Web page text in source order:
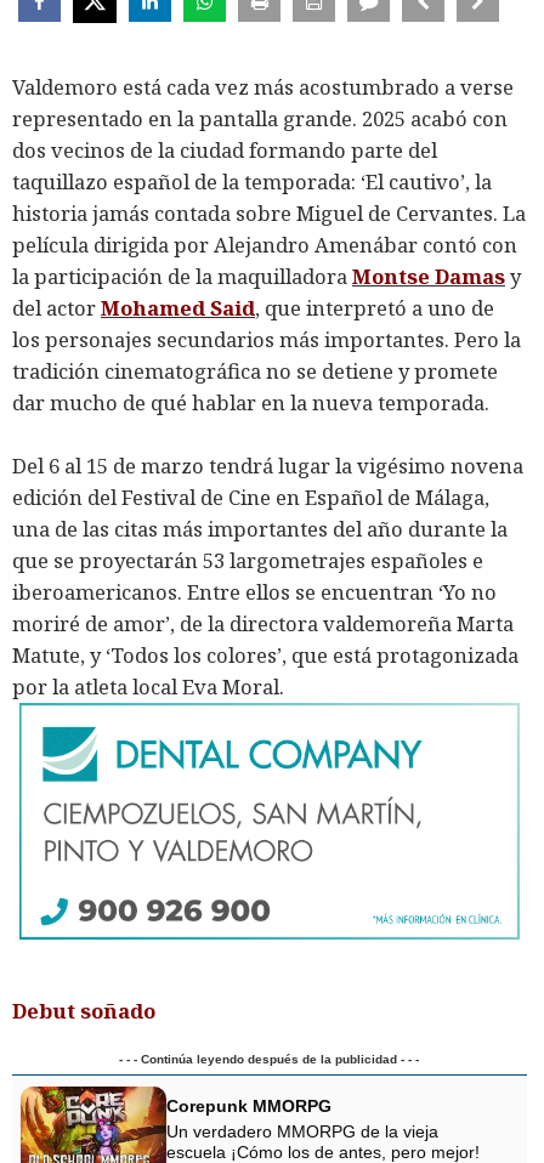
Valdemoro está cada vez más acostumbrado a verse
representado en la pantalla grande. 2025 acabó con
dos vecinos de la ciudad formando parte del
taquillazo español de la temporada: ‘El cautivo’, la
historia jamás contada sobre Miguel de Cervantes. La
película dirigida por Alejandro Amenábar contó con
la participación de la maquilladoraMontse Damasy
del actorMohamed Said, que interpretó a uno de
los personajes secundarios más importantes. Pero la
tradición cinematográfica no se detiene y promete
dar mucho de qué hablar en la nueva temporada.
Del 6 al 15 de marzo tendrá lugar la vigésimo novena
edición del Festival de Cine en Español de Málaga,
una de las citas más importantes del año durante la
que se proyectarán 53 largometrajes españoles e
iberoamericanos. Entre ellos se encuentran ‘Yo no
moriré de amor’, de la directora valdemoreña Marta
Matute, y ‘Todos los colores’, que está protagonizada
por la atleta local Eva Moral.
Debut soñado
- - - Continúa leyendo después de la publicidad - - -
Corepunk MMORPG
Un verdadero MMORPG de la vieja
escuela ¡Cómo los de antes, pero mejor!